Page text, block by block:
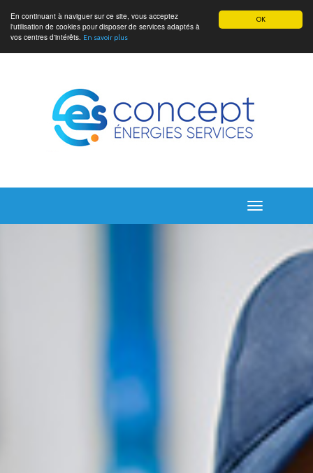
OK
En continuant à naviguer sur ce site, vous acceptez
l'utilisation de cookies pour disposer de services adaptés à
vos centres d'intérêts. En savoir plus
Toggle
navigation